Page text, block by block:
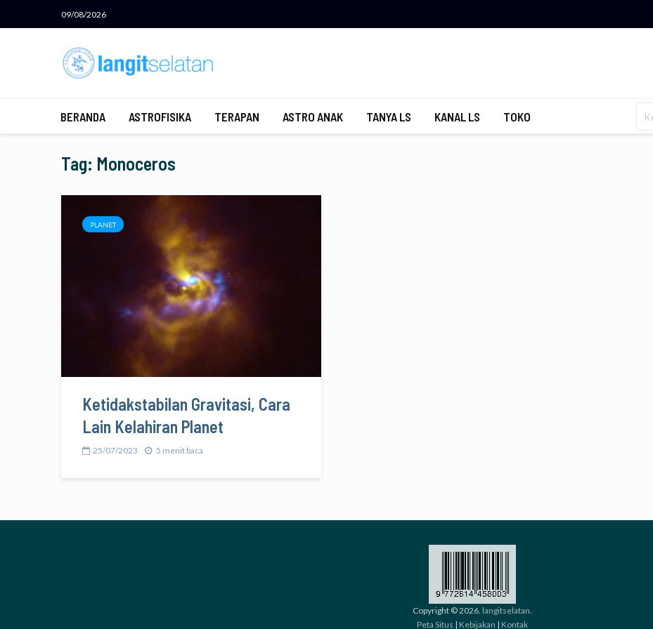
09/08/2026
BERANDA ASTROFISIKA TERAPAN ASTRO ANAK TANYA LS KANAL LS TOKO
Tag: Monoceros
PLANET
Ketidakstabilan Gravitasi, Cara
Lain Kelahiran Planet
25/07/2023 5 menit baca
Copyright © 2026. langitselatan.
Peta Situs | Kebijakan | Kontak